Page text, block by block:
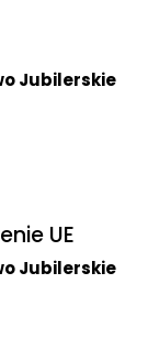
Jubilerskie
UE
Jubilerskie